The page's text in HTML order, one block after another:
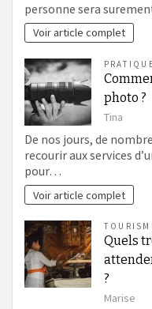
personne sera
Voir article complet
photo ?
Tina
De nos jours, de
recourir aux services
pour…
Voir article complet
Quels
?
Marise